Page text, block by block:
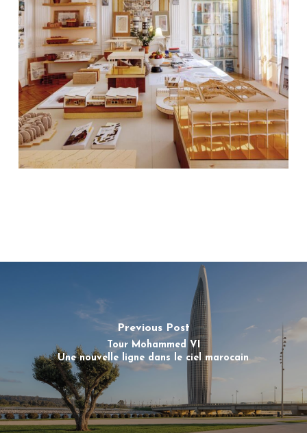
Previous Post
Tour Mohammed VI
Une nouvelle ligne dans le ciel marocain